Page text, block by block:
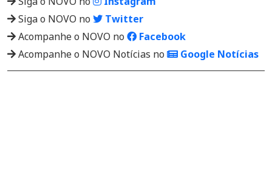
Siga o NOVO no
Twitter
Acompanhe o NOVO no
Facebook
Acompanhe o NOVO Notícias no
Google Notícias